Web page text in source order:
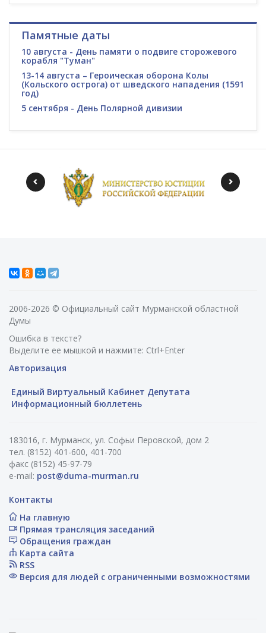
Памятные даты
10 августа - День памяти о подвиге сторожевого
корабля "Туман"
13-14 августа – Героическая оборона Колы
(Кольского острога) от шведского нападения (1591
год)
5 сентября - День Полярной дивизии
2006-2026 © Официальный сайт Мурманской областной
Думы
Ошибка в тексте?
Выделите ее мышкой и нажмите: Ctrl+Enter
Авторизация
Единый Виртуальный Кабинет Депутата
Информационный бюллетень
183016, г. Мурманск, ул. Софьи Перовской, дом 2
тел. (8152) 401-600, 401-700
факс (8152) 45-97-79
e-mail: post@duma-murman.ru
Контакты
На главную
Прямая трансляция заседаний
Обращения граждан
Карта сайта
RSS
Версия для людей с ограниченными возможностями